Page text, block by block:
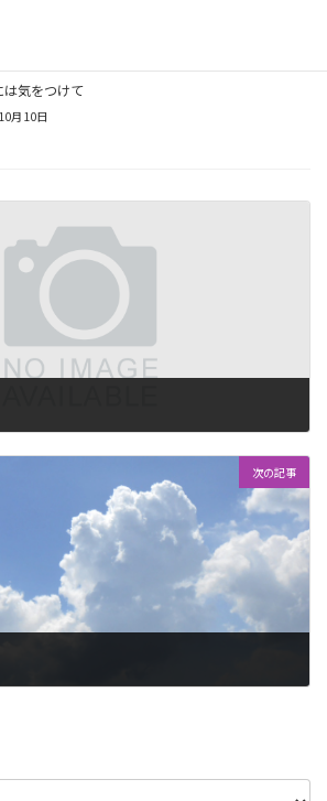
気をつけて
月10日
次の記事